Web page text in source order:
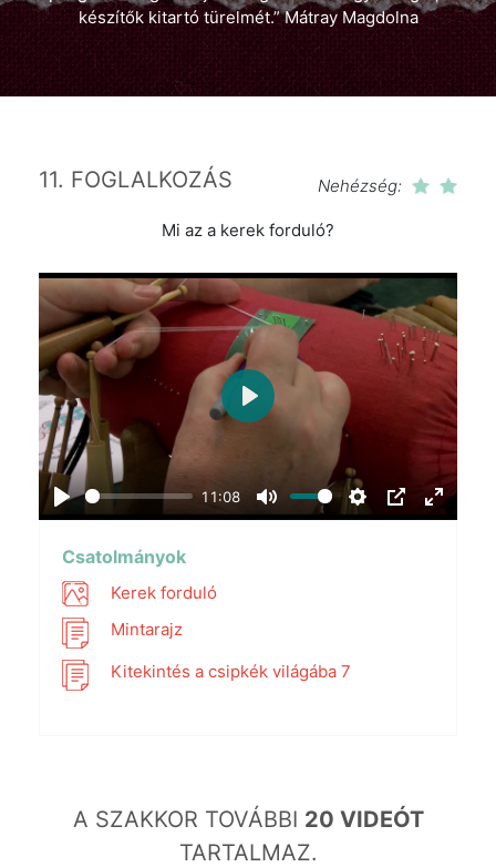
készítők kitartó türelmét.” Mátray Magdolna
11. FOGLALKOZÁS Nehézség:
Mi az a kerek forduló?
Play
11:08
Mute Settings
PIP Enter
Play
Csatolmányok
Kerek forduló
Mintarajz
Kitekintés a csipkék világába 7
A SZAKKOR TOVÁBBI 20 VIDEÓT
TARTALMAZ.